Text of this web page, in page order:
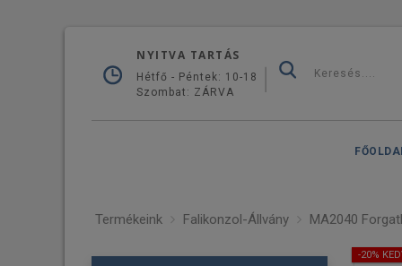
NYITVA TARTÁS
Hétfő - Péntek: 10-18
Szombat: ZÁRVA
Termékeink Falikonzol-Állvány MA2040
-20%